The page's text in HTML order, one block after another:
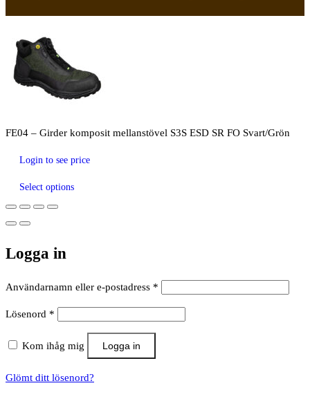
FE04 – Girder komposit mellanstövel S3S ESD SR FO Svart/Grön
Login to see price
Select options
Logga in
Användarnamn eller e-postadress *
Lösenord *
Kom ihåg mig Logga in
Glömt ditt lösenord?